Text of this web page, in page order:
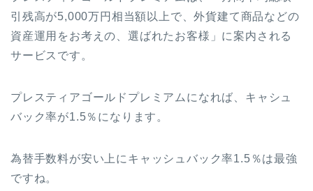
引残高が5,000万円相当額以上で、外貨建て商品などの
資産運用をお考えの、選ばれたお客様」に案内される
サービスです。
プレスティアゴールドプレミアムになれば、キャシュ
バック率が1.5％になります。
為替手数料が安い上にキャッシュバック率1.5％は最強
ですね。